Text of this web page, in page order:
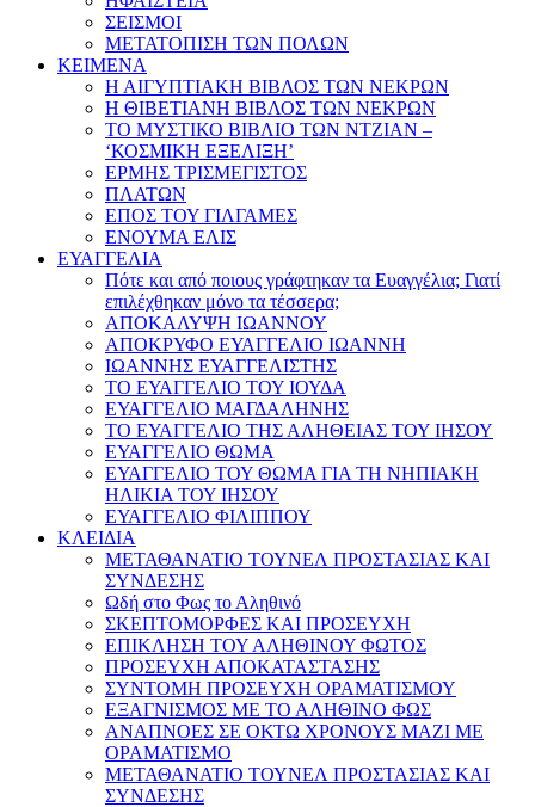
ΣΕΙΣΜΟΙ
ΜΕΤΑΤΟΠΙΣΗ ΤΩΝ ΠΟΛΩΝ
ΚΕΙΜΕΝΑ
Η ΑΙΓΥΠΤΙΑΚΗ ΒΙΒΛΟΣ ΤΩΝ ΝΕΚΡΩΝ
Η ΘΙΒΕΤΙΑΝΗ ΒΙΒΛΟΣ ΤΩΝ ΝΕΚΡΩΝ
ΤΟ ΜΥΣΤΙΚΟ ΒΙΒΛΙΟ ΤΩΝ ΝΤΖΙΑΝ –
‘ΚΟΣΜΙΚΗ ΕΞΕΛΙΞΗ’
ΕΡΜΗΣ ΤΡΙΣΜΕΓΙΣΤΟΣ
ΠΛΑΤΩΝ
ΕΠΟΣ ΤΟΥ ΓΙΛΓΑΜΕΣ
ΕΝΟΥΜΑ ΕΛΙΣ
ΕΥΑΓΓΕΛΙΑ
Πότε και από ποιους γράφτηκαν τα Ευαγγέλια; Γιατί
επιλέχθηκαν μόνο τα τέσσερα;
ΑΠΟΚΑΛΥΨΗ ΙΩΑΝΝΟΥ
ΑΠΟΚΡΥΦΟ ΕΥΑΓΓΕΛΙΟ ΙΩΑΝΝΗ
ΙΩΑΝΝΗΣ ΕΥΑΓΓΕΛΙΣΤΗΣ
ΤΟ ΕΥΑΓΓΕΛΙΟ ΤΟΥ ΙΟΥΔΑ
ΕΥΑΓΓΕΛΙΟ ΜΑΓΔΑΛΗΝΗΣ
ΤΟ ΕΥΑΓΓΕΛΙΟ ΤΗΣ ΑΛΗΘΕΙΑΣ ΤΟΥ ΙΗΣΟΥ
ΕΥΑΓΓΕΛΙΟ ΘΩΜΑ
ΕΥΑΓΓΕΛΙΟ ΤΟΥ ΘΩΜΑ ΓΙΑ ΤΗ ΝΗΠΙΑΚΗ
ΗΛΙΚΙΑ ΤΟΥ ΙΗΣΟΥ
ΕΥΑΓΓΕΛΙΟ ΦΙΛΙΠΠΟΥ
ΚΛΕΙΔΙΑ
ΜΕΤΑΘΑΝΑΤΙΟ ΤΟΥΝΕΛ ΠΡΟΣΤΑΣΙΑΣ ΚΑΙ
ΣΥΝΔΕΣΗΣ
Ωδή στο Φως το Αληθινό
ΣΚΕΠΤΟΜΟΡΦΕΣ ΚΑΙ ΠΡΟΣΕΥΧΗ
ΕΠΙΚΛΗΣΗ ΤΟΥ ΑΛΗΘΙΝΟΥ ΦΩΤΟΣ
ΠΡΟΣΕΥΧΗ ΑΠΟΚΑΤΑΣΤΑΣΗΣ
ΣΥΝΤΟΜΗ ΠΡΟΣΕΥΧΗ ΟΡΑΜΑΤΙΣΜΟΥ
ΕΞΑΓΝΙΣΜΟΣ ΜΕ ΤΟ ΑΛΗΘΙΝΟ ΦΩΣ
ΑΝΑΠΝΟΕΣ ΣΕ ΟΚΤΩ ΧΡΟΝΟΥΣ ΜΑΖΙ ΜΕ
ΟΡΑΜΑΤΙΣΜΟ
ΜΕΤΑΘΑΝΑΤΙΟ ΤΟΥΝΕΛ ΠΡΟΣΤΑΣΙΑΣ ΚΑΙ
ΣΥΝΔΕΣΗΣ